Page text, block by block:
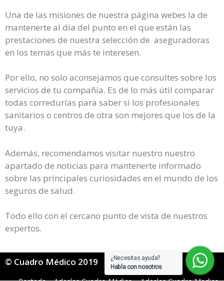
¿Necesitas ayuda?
Habla con nosotros
Una de las misiones de nuestra página webes la de
mantenerte al día del punto en el que están las
prestaciones de nuestra selección de aseguradoras
en los temas que más te interesen.
Por ello, no solo aconsejamos que consultes sobre los
servicios de tu compañía. Es de lo más útil comparar
todas corredurías para saber si los profesionales
sanitarios o centros de otra son mejores que los de la
tuya.
Además, recomendamos visitar nuestro nuestro
apartado de noticias para mantenerte informado
sobre las principales curiosidades en el mundo de los
seguros de salud.
Todo ello con el cercano punto de vista de nuestros
expertos.
© Cuadro Médico 2019